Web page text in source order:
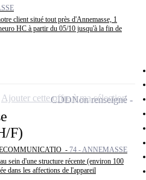
client situé tout près d'Annemasse, 1
HC à partir du 05/10 jusqu'à la fin de
F)
- 74 - ANNEMASSE
sein d'une structure récente (environ 100
dans les affections de l'appareil
CDDNon renseigné
Ajouter cette offre à ma sélection